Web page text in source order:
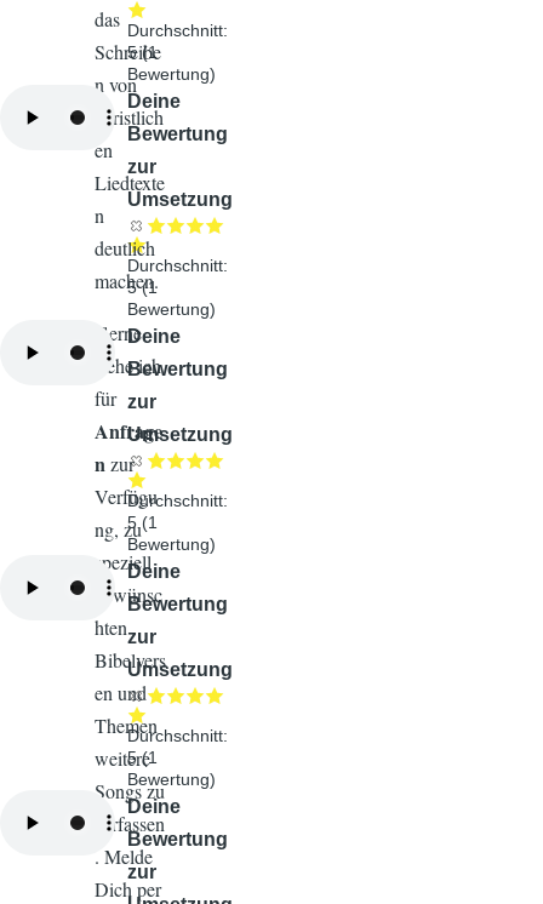
Durchschnitt:
5 (1
Bewertung)
Deine
Bewertung
zur
Umsetzung
Durchschnitt:
5 (1
Bewertung)
Deine
Bewertung
zur
Umsetzung
Durchschnitt:
5 (1
Bewertung)
Deine
Bewertung
zur
Umsetzung
Durchschnitt:
5 (1
Bewertung)
Deine
Bewertung
zur
das
Schreibe
n von
christlich
en
Liedtexte
n
deutlich
machen.
Gerne
stehe ich
für
Anfrage
n zur
Verfügu
ng, zu
speziell
gewünsc
hten
Bibelvers
en und
Themen
weitere
Songs zu
verfassen
. Melde
Dich per